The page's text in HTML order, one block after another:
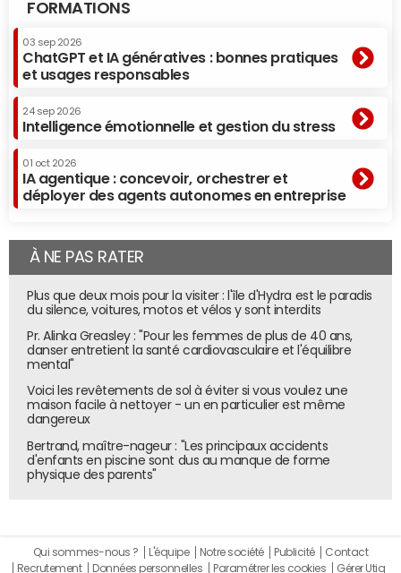
FORMATIONS
03 sep 2026
ChatGPT et IA génératives : bonnes pratiques
et usages responsables
24 sep 2026
Intelligence émotionnelle et gestion du stress
01 oct 2026
IA agentique : concevoir, orchestrer et
déployer des agents autonomes en entreprise
À NE PAS RATER
Plus que deux mois pour la visiter : l'île d'Hydra est le paradis
du silence, voitures, motos et vélos y sont interdits
Pr. Alinka Greasley : "Pour les femmes de plus de 40 ans,
danser entretient la santé cardiovasculaire et l'équilibre
mental"
Voici les revêtements de sol à éviter si vous voulez une
maison facile à nettoyer - un en particulier est même
dangereux
Bertrand, maître-nageur : "Les principaux accidents
d'enfants en piscine sont dus au manque de forme
physique des parents"
Qui sommes-nous ? L'équipe Notre société Publicité
Contact
Recrutement
Données personnelles Paramétrer les cookies Gérer Utiq